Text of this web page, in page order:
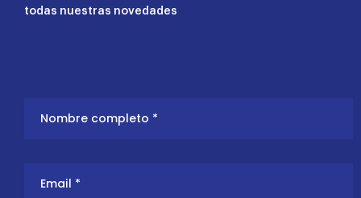
todas nuestras novedades